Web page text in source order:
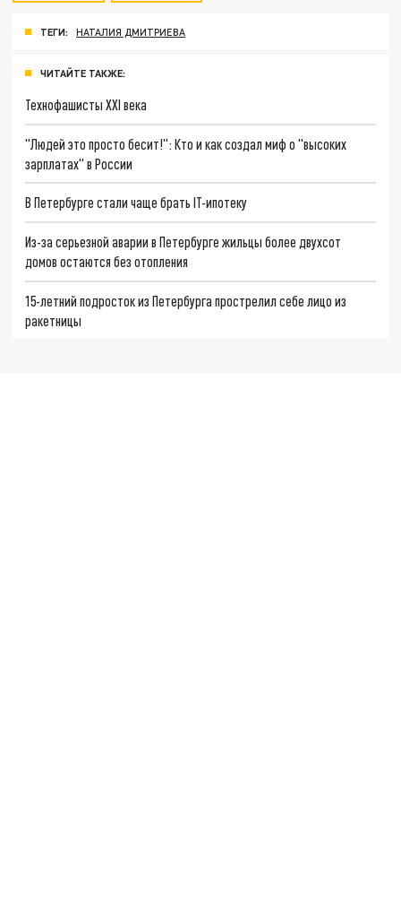
ТЕГИ: НАТАЛИЯ ДМИТРИЕВА
ЧИТАЙТЕ ТАКЖЕ:
Технофашисты XXI века
"Людей это просто бесит!": Кто и как создал миф о "высоких
зарплатах" в России
В Петербурге стали чаще брать IT-ипотеку
Из-за серьезной аварии в Петербурге жильцы более двухсот
домов остаются без отопления
15-летний подросток из Петербурга прострелил себе лицо из
ракетницы